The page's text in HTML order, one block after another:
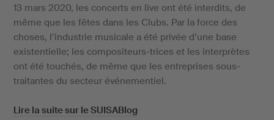
13 mars 2020, les concerts en live ont été interdits, de
même que les fêtes dans les Clubs. Par la force des
choses, l’industrie musicale a été privée d’une base
existentielle; les compositeurs-trices et les interprètes
ont été touchés, de même que les entreprises sous-
traitantes du secteur événementiel.
Lire la suite sur le SUISABlog